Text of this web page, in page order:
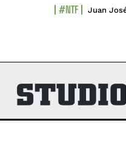
#NTF Juan